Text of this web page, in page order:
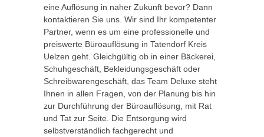
eine Auflösung in naher Zukunft bevor? Dann
kontaktieren Sie uns. Wir sind Ihr kompetenter
Partner, wenn es um eine professionelle und
preiswerte Büroauflösung in Tatendorf Kreis
Uelzen geht. Gleichgültig ob in einer Bäckerei,
Schuhgeschäft, Bekleidungsgeschäft oder
Schreibwarengeschäft, das Team Deluxe steht
Ihnen in allen Fragen, von der Planung bis hin
zur Durchführung der Büroauflösung, mit Rat
und Tat zur Seite. Die Entsorgung wird
selbstverständlich fachgerecht und